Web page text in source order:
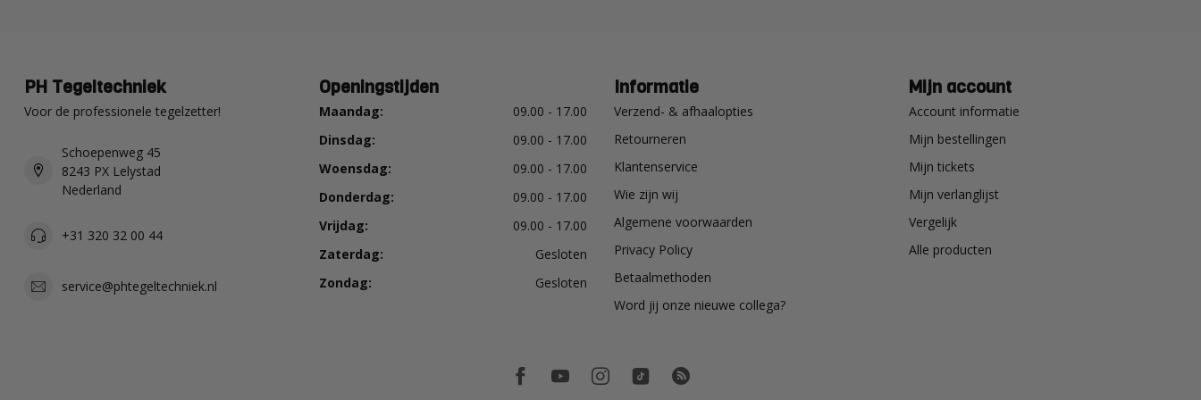
PH Tegeltechniek
Voor de professionele tegelzetter!
Schoepenweg 45
8243 PX Lelystad
Nederland
+31 320 32 00 44
service@phtegeltechniek.nl
Openingstijden
Maandag:
09.00 - 17.00
Dinsdag:
09.00 - 17.00
Woensdag:
09.00 - 17.00
Donderdag:
09.00 - 17.00
Vrijdag:
09.00 - 17.00
Zaterdag:
Gesloten
Zondag:
Gesloten
Informatie
Verzend- & afhaalopties
Retourneren
Klantenservice
Wie zijn wij
Algemene voorwaarden
Privacy Policy
Betaalmethoden
Word jij onze nieuwe collega?
Mijn account
Account informatie
Mijn bestellingen
Mijn tickets
Mijn verlanglijst
Vergelijk
Alle producten